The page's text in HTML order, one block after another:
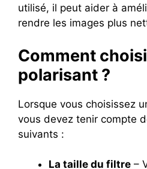
utilisé, il peut aider à
rendre les images plus
Comment
polarisant ?
Lorsque vous choisissez
vous devez tenir compte
suivants :
La taille du filtre –